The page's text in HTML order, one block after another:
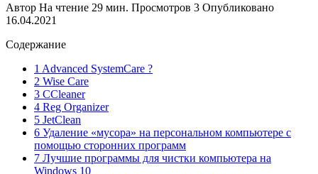
Автор На чтение 29 мин. Просмотров 3 Опубликовано
16.04.2021
Содержание
1 Advanced SystemCare ?
2 Wise Care
3 CCleaner
4 Reg Organizer
5 JetClean
6 Удаление «мусора» на персональном компьютере с
помощью сторонних программ
7 Лучшие программы для чистки компьютера на
Windows 10